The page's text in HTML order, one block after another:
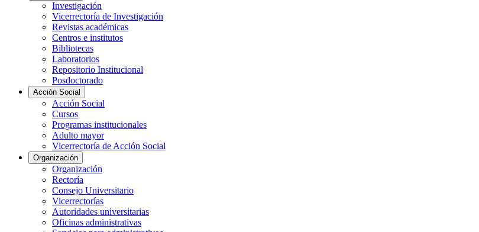
Investigación
Vicerrectoría de Investigación
Revistas académicas
Centros e institutos
Bibliotecas
Laboratorios
Repositorio Institucional
Posdoctorado
Acción Social
Acción Social
Cursos
Programas institucionales
Adulto mayor
Vicerrectoría de Acción Social
Organización
Organización
Rectoría
Consejo Universitario
Vicerrectorías
Autoridades universitarias
Oficinas administrativas